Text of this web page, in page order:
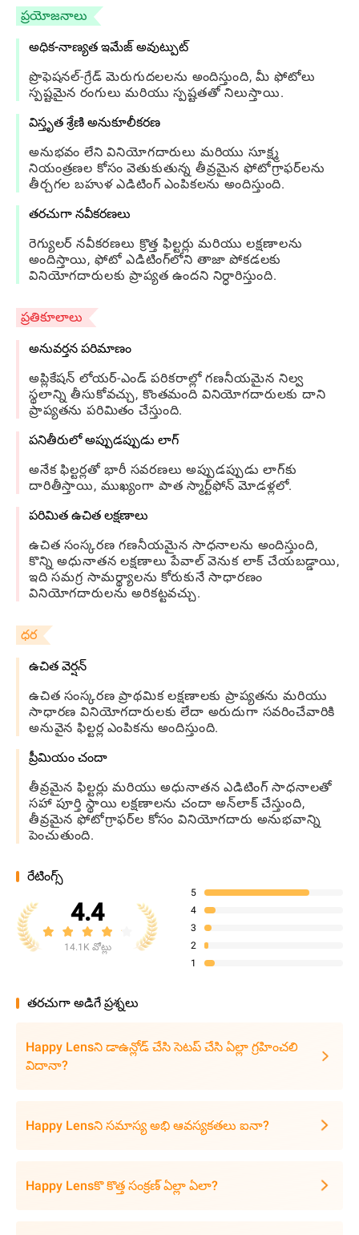
ప్రయోజనాలు
అధిక-నాణ్యత ఇమేజ్ అవుట్పుట్
ప్రొఫెషనల్-గ్రేడ్ మెరుగుదలలను అందిస్తుంది, మీ ఫోటోలు
స్పష్టమైన రంగులు మరియు స్పష్టతతో నిలుస్తాయి.
విస్తృత శ్రేణి అనుకూలీకరణ
అనుభవం లేని వినియోగదారులు మరియు సూక్ష్మ
నియంత్రణల కోసం వెతుకుతున్న తీవ్రమైన ఫోటోగ్రాఫర్‌లను
తీర్చగల బహుళ ఎడిటింగ్ ఎంపికలను అందిస్తుంది.
తరచుగా నవీకరణలు
రెగ్యులర్ నవీకరణలు క్రొత్త ఫిల్టర్లు మరియు లక్షణాలను
అందిస్తాయి, ఫోటో ఎడిటింగ్‌లోని తాజా పోకడలకు
వినియోగదారులకు ప్రాప్యత ఉందని నిర్ధారిస్తుంది.
ప్రతికూలాలు
అనువర్తన పరిమాణం
అప్లికేషన్ లోయర్-ఎండ్ పరికరాల్లో గణనీయమైన నిల్వ
స్థలాన్ని తీసుకోవచ్చు, కొంతమంది వినియోగదారులకు దాని
ప్రాప్యతను పరిమితం చేస్తుంది.
పనితీరులో అప్పుడప్పుడు లాగ్
అనేక ఫిల్టర్లతో భారీ సవరణలు అప్పుడప్పుడు లాగ్‌కు
దారితీస్తాయి, ముఖ్యంగా పాత స్మార్ట్‌ఫోన్ మోడళ్లలో.
పరిమిత ఉచిత లక్షణాలు
ఉచిత సంస్కరణ గణనీయమైన సాధనాలను అందిస్తుంది,
కొన్ని అధునాతన లక్షణాలు పేవాల్ వెనుక లాక్ చేయబడ్డాయి,
ఇది సమగ్ర సామర్థ్యాలను కోరుకునే సాధారణం
వినియోగదారులను అరికట్టవచ్చు.
ధర
ఉచిత వెర్షన్
ఉచిత సంస్కరణ ప్రాథమిక లక్షణాలకు ప్రాప్యతను మరియు
సాధారణ వినియోగదారులకు లేదా అరుదుగా సవరించేవారికి
అనువైన ఫిల్టర్ల ఎంపికను అందిస్తుంది.
ప్రీమియం చందా
తీవ్రమైన ఫిల్టర్లు మరియు అధునాతన ఎడిటింగ్ సాధనాలతో
సహా పూర్తి స్థాయి లక్షణాలను చందా అన్‌లాక్ చేస్తుంది,
తీవ్రమైన ఫోటోగ్రాఫర్‌ల కోసం వినియోగదారు అనుభవాన్ని
పెంచుతుంది.
రేటింగ్స్
4.4
14.1K వోట్లు
5
4
3
2
1
తరచుగా అడిగే ప్రశ్నలు
Happy Lensని డాఉన్లోడ్ చేసి సెటప్ చేసి ఏల్లా గ్రహించలి
విదానా?
Happy Lensని సమాస్య అభి ఆవస్యకతలు ఐనా?
Happy Lensకొ కొత్త సంక్రణ్ ఏల్లా ఏలా?